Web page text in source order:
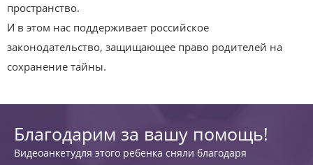
пространство.
И в этом нас поддерживает российское
законодательство, защищающее право родителей на
сохранение тайны.
Благодарим за вашу помощь!
Видеоанкетудля этого ребенка сняли благодаря